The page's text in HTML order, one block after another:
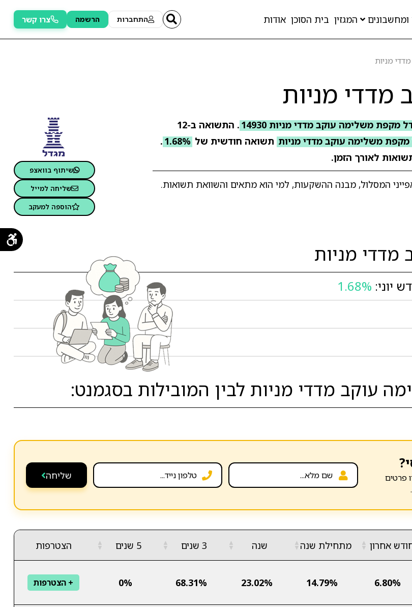
ומחשבונים המגזין בית הסוכן אודות התחברות הרשמה צרו קשר
מניות
מניות
מקפת משלימה עוקב מדדי מניות 14930
. התשואה ב-12
מקפת משלימה עוקב מדדי מניות תשואה חודשית של 1.68%
.
לאורך הזמן.
המסלול, מבנה ההשקעות, למי הוא מתאים והשוואת תשואות.
שיתוף בוואצפ
שליחה למייל
הוספה למעקב
מניות
יוני: 1.68%
עוקב מדדי מניות לבין המובילות בסגמנט:
פרטים
שליחה
אחרון ▲
▼ מתחילת שנה▲
▼ שנה ▲
▼ 3 שנים ▲
▼ 5 שנים ▲
▼ הצטרפות
6.80%
14.79%
23.02%
68.31%
0% + הצטרפות